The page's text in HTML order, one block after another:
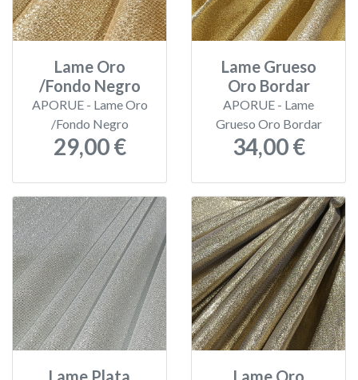
Lame Oro
/Fondo Negro
APORUE - Lame Oro
/Fondo Negro
29,00 €
Lame Grueso
Oro Bordar
APORUE - Lame
Grueso Oro Bordar
34,00 €
Lame Plata Lame Oro